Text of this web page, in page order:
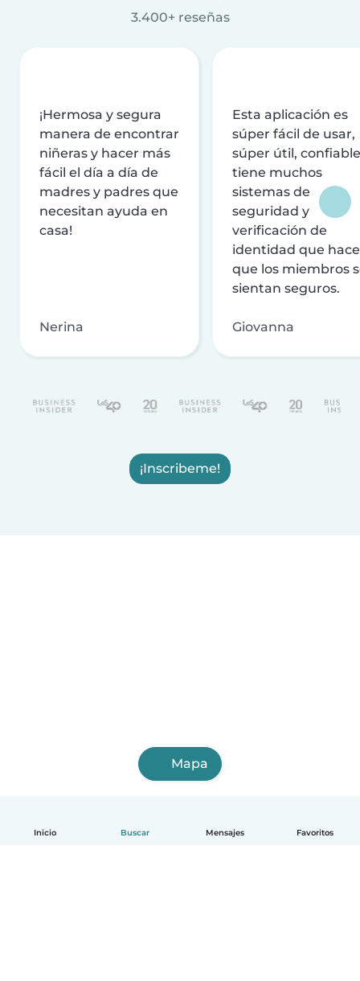
Inicio Buscar Mensajes Favoritos
3.400+ reseñas
¡Hermosa y segura
manera de encontrar
niñeras y hacer más
fácil el día a día de
madres y padres que
necesitan ayuda en
casa!
Nerina
Esta aplicación es
súper fácil de usar,
súper útil,
tiene muchos
sistemas de
seguridad y
verificación de
identidad que
que los miembros
sientan seguros.
Giovanna
¡Inscribeme!
Mapa